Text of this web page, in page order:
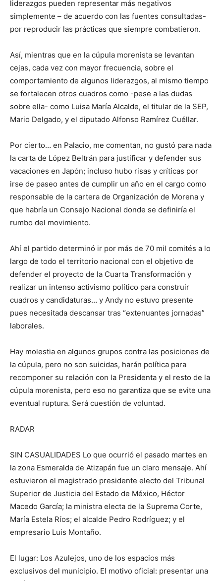
liderazgos pueden representar más negativos
simplemente – de acuerdo con las fuentes consultadas-
por reproducir las prácticas que siempre combatieron.
Así, mientras que en la cúpula morenista se levantan
cejas, cada vez con mayor frecuencia, sobre el
comportamiento de algunos liderazgos, al mismo tiempo
se fortalecen otros cuadros como -pese a las dudas
sobre ella- como Luisa María Alcalde, el titular de la SEP,
Mario Delgado, y el diputado Alfonso Ramírez Cuéllar.
Por cierto… en Palacio, me comentan, no gustó para nada
la carta de López Beltrán para justificar y defender sus
vacaciones en Japón; incluso hubo risas y críticas por
irse de paseo antes de cumplir un año en el cargo como
responsable de la cartera de Organización de Morena y
que habría un Consejo Nacional donde se definiría el
rumbo del movimiento.
Ahí el partido determinó ir por más de 70 mil comités a lo
largo de todo el territorio nacional con el objetivo de
defender el proyecto de la Cuarta Transformación y
realizar un intenso activismo político para construir
cuadros y candidaturas… y Andy no estuvo presente
pues necesitada descansar tras “extenuantes jornadas”
laborales.
Hay molestia en algunos grupos contra las posiciones de
la cúpula, pero no son suicidas, harán política para
recomponer su relación con la Presidenta y el resto de la
cúpula morenista, pero eso no garantiza que se evite una
eventual ruptura. Será cuestión de voluntad.
RADAR
SIN CASUALIDADES Lo que ocurrió el pasado martes en
la zona Esmeralda de Atizapán fue un claro mensaje. Ahí
estuvieron el magistrado presidente electo del Tribunal
Superior de Justicia del Estado de México, Héctor
Macedo García; la ministra electa de la Suprema Corte,
María Estela Ríos; el alcalde Pedro Rodríguez; y el
empresario Luis Montaño.
El lugar: Los Azulejos, uno de los espacios más
exclusivos del municipio. El motivo oficial: presentar una